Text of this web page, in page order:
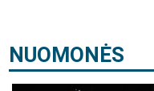
NUOMONĖS